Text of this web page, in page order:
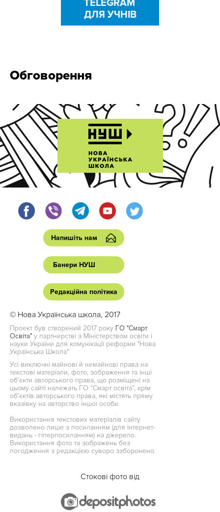
TELEGRAM
ДЛЯ УЧНІВ
Обговорення
Напишіть нам
Банери НУШ
Редакційна політика
© Нова Українська школа, 2017
Проект був створений 2017 року ГО "Смарт
Освіта" у партнерстві з Міністерством освіти і
науки України для комунікації реформи "Нова
Українська Школа"
Усі виключні майнові й немайнові права на
текстові матеріали, фото, зображення та інші
об’єкти авторського права, що розміщені на
цьому сайті належать ГО “Смарт освіта”, крім
об’єктів авторського права, які містять пряму
вказівку на авторство іншої особи.
Використання текстових матеріалів сайту
дозволено лише з посиланням (для інтернет-
видань - гіперпосиланням) на джерело.
Використання фото та зображень без
погодження з редакцією суворо заборонено.
Стокові фото від